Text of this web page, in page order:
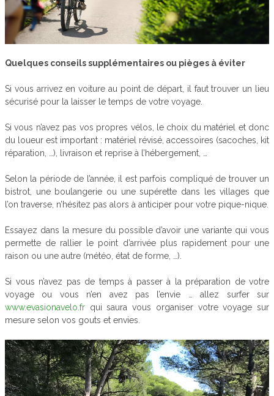
Quelques conseils supplémentaires ou pièges à éviter
Si vous arrivez en voiture au point de départ, il faut trouver un lieu
sécurisé pour la laisser le temps de votre voyage.
Si vous n’avez pas vos propres vélos, le choix du matériel et donc
du loueur est important : matériel révisé, accessoires (sacoches, kit
réparation, …), livraison et reprise à l’hébergement, …
Selon la période de l’année, il est parfois compliqué de trouver un
bistrot, une boulangerie ou une supérette dans les villages que
l’on traverse, n’hésitez pas alors à anticiper pour votre pique-nique.
Essayez dans la mesure du possible d’avoir une variante qui vous
permette de rallier le point d’arrivée plus rapidement pour une
raison ou une autre (météo, état de forme, …).
Si vous n’avez pas de temps à passer à la préparation de votre
voyage ou vous n’en avez pas l’envie … allez surfer sur
www.evasionavelo.fr qui saura vous organiser votre voyage sur
mesure selon vos gouts et envies.